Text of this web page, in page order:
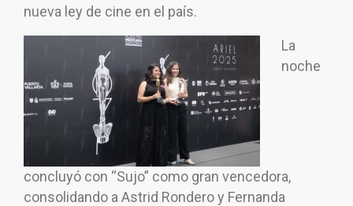
nueva ley de cine en el país.
La
noche
concluyó con “Sujo” como gran vencedora,
consolidando a Astrid Rondero y Fernanda